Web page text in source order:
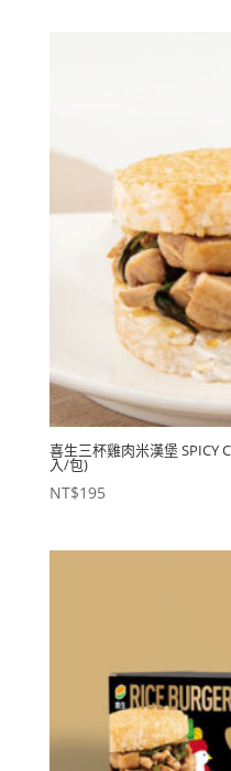
喜生三杯雞肉米漢堡 SPICY
入/包)
NT$195